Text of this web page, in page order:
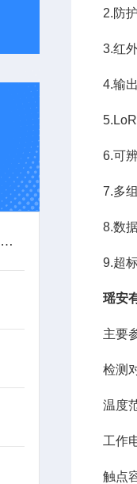
守护炼化安全：可燃有毒气体报警器如何筑牢生产防线？
2.防
3.红
4.输
6.可
7.多
8.数
9.超
瑶安
主要
检测
温度
工作
触点